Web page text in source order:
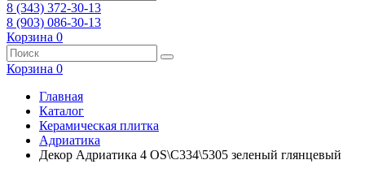
8 (343) 372-30-13
8 (903) 086-30-13
Корзина 0
Корзина 0
Главная
Каталог
Керамическая плитка
Адриатика
Декор Адриатика 4 OS\C334\5305 зеленый глянцевый